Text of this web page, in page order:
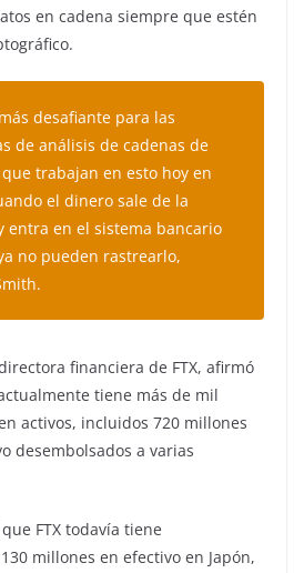
en cadena siempre que estén
desafiante para las
de análisis de cadenas de
trabajan en esto hoy en
el dinero sale de la
entra en el sistema bancario
no pueden rastrearlo,
financiera de FTX, afirmó
tiene más de mil
activos, incluidos 720 millones
desembolsados ​​a varias
FTX todavía tiene
millones en efectivo en Japón,